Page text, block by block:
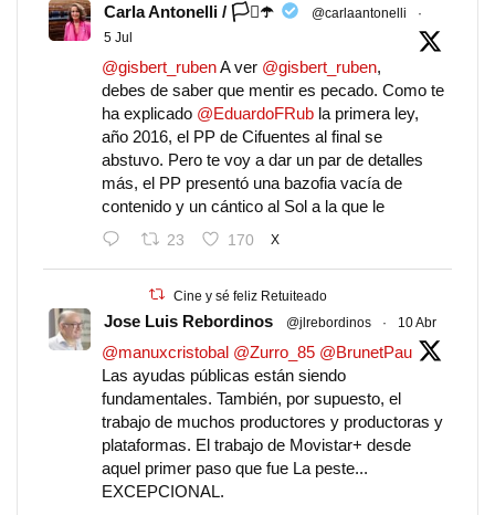
Carla Antonelli / 🏳️‍⚧️☂️ @carlaantonelli
·
5 Jul
@gisbert_rubenA ver @gisbert_ruben,
debes de saber que mentir es pecado. Como te
ha explicado @EduardoFRubla primera ley,
año 2016, el PP de Cifuentes al final se
abstuvo. Pero te voy a dar un par de detalles
más, el PP presentó una bazofia vacía de
contenido y un cántico al Sol a la que le
23 170 X
Cine y sé feliz Retuiteado
Jose Luis Rebordinos @jlrebordinos · 10 Abr
@manuxcristobal @Zurro_85 @BrunetPau
Las ayudas públicas están siendo
fundamentales. También, por supuesto, el
trabajo de muchos productores y productoras y
plataformas. El trabajo de Movistar+ desde
aquel primer paso que fue La peste...
EXCEPCIONAL.